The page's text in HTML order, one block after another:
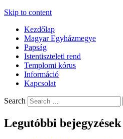
Skip to content
Kezdőlap
Magyar Egyházmegye
Papság
Istentiszteleti rend
Templomi kórus
Információ
Kapcsolat
Search
Legutóbbi bejegyzések